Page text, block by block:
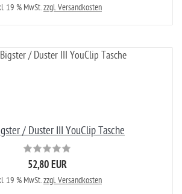
19 % MwSt.zzgl. Versandkosten
/ Duster III YouClip Tasche
52,80 EUR
19 % MwSt.zzgl. Versandkosten